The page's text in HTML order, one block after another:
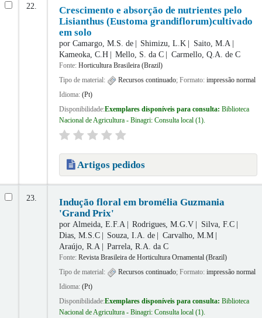
22.
Crescimento e absorção de nutrientes pelo
Lisianthus (Eustoma grandiflorum)cultivado
em solo
por Camargo, M.S. de Shimizu, L.K
Saito, M.A
Kameoka, C.H
Mello, S. da C Carmello, Q.A. de C
Fonte: Horticultura Brasileira (Brazil)
Tipo de material:
Recursos continuado; Formato: impressão normal
Idioma: (Pt)
Disponibilidade:Exemplares disponíveis para consulta: Biblioteca
Nacional de Agricultura - Binagri: Consulta local (1).
Artigos pedidos
23.
Indução floral em bromélia Guzmania
'Grand Prix'
por Almeida, E.F.A Rodrigues, M.G.V
Silva, F.C
Dias, M.S.C
Souza, I.A. de
Carvalho, M.M
Araújo, R.A
Parrela, R.A. da C
Fonte: Revista Brasileira de Horticultura Ornamental (Brazil)
Tipo de material:
Recursos continuado; Formato: impressão normal
Idioma: (Pt)
Disponibilidade:Exemplares disponíveis para consulta: Biblioteca
Nacional de Agricultura - Binagri: Consulta local (1).